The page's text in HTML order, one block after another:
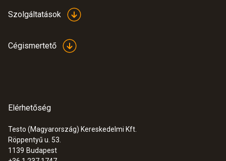
Ipari szonda szett +1200 °C-ig
Ipari szonda szett +1200 °C-ig
Szolgáltatások
Cégismertető
Elérhetőség
Testo (Magyarország) Kereskedelmi Kft.
Röppentyű u. 53.
1139 Budapest